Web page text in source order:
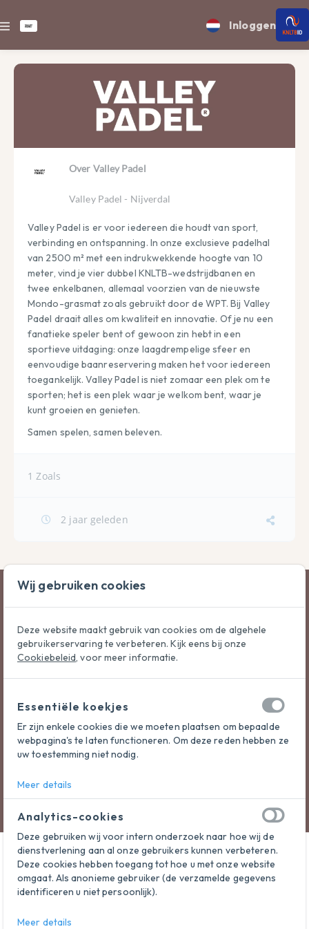
Inloggen
Over Valley Padel
Valley Padel - Nijverdal
Valley Padel is er voor iedereen die houdt van sport,
verbinding en ontspanning. In onze exclusieve padelhal
van 2500 m² met een indrukwekkende hoogte van 10
meter, vind je vier dubbel KNLTB-wedstrijdbanen en
twee enkelbanen, allemaal voorzien van de nieuwste
Mondo-grasmat zoals gebruikt door de WPT. Bij Valley
Padel draait alles om kwaliteit en innovatie. Of je nu een
fanatieke speler bent of gewoon zin hebt in een
sportieve uitdaging: onze laagdrempelige sfeer en
eenvoudige baanreservering maken het voor iedereen
toegankelijk. Valley Padel is niet zomaar een plek om te
sporten; het is een plek waar je welkom bent, waar je
kunt groeien en genieten.
Samen spelen, samen beleven.
1 Zoals
2 jaar geleden
Valley Padel - Nijverdal
Marconistraat 7
Nijverdal
Netherlands
Wij gebruiken cookies
Deze website maakt gebruik van cookies om de algehele
gebruikerservaring te verbeteren. Kijk eens bij onze
Cookiebeleid, voor meer informatie.
Essentiële koekjes
Er zijn enkele cookies die we moeten plaatsen om bepaalde
webpagina's te laten functioneren. Om deze reden hebben ze
uw toestemming niet nodig.
Meer details
Analytics-cookies
Deze gebruiken wij voor intern onderzoek naar hoe wij de
dienstverlening aan al onze gebruikers kunnen verbeteren.
Deze cookies hebben toegang tot hoe u met onze website
omgaat. Als anonieme gebruiker (de verzamelde gegevens
identificeren u niet persoonlijk).
Meer details